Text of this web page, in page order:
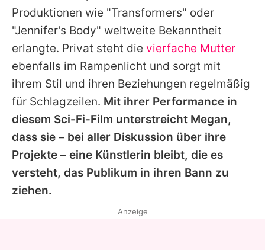
Produktionen wie "Transformers" oder
"Jennifer's Body" weltweite Bekanntheit
erlangte. Privat steht die vierfache Mutter
ebenfalls im Rampenlicht und sorgt mit
ihrem Stil und ihren Beziehungen regelmäßig
für Schlagzeilen. Mit ihrer Performance in
diesem Sci-Fi-Film unterstreicht Megan,
dass sie – bei aller Diskussion über ihre
Projekte – eine Künstlerin bleibt, die es
versteht, das Publikum in ihren Bann zu
ziehen.
Anzeige